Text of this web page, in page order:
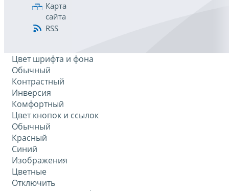
Карта
сайта
RSS
Цвет шрифта и фона
Обычный
Контрастный
Инверсия
Комфортный
Цвет кнопок и ссылок
Обычный
Красный
Синий
Изображения
Цветные
Отключить